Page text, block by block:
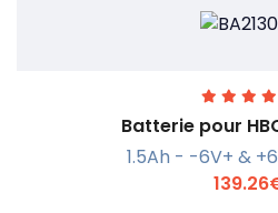
En
Batterie pour
1.5Ah - -6V+ &